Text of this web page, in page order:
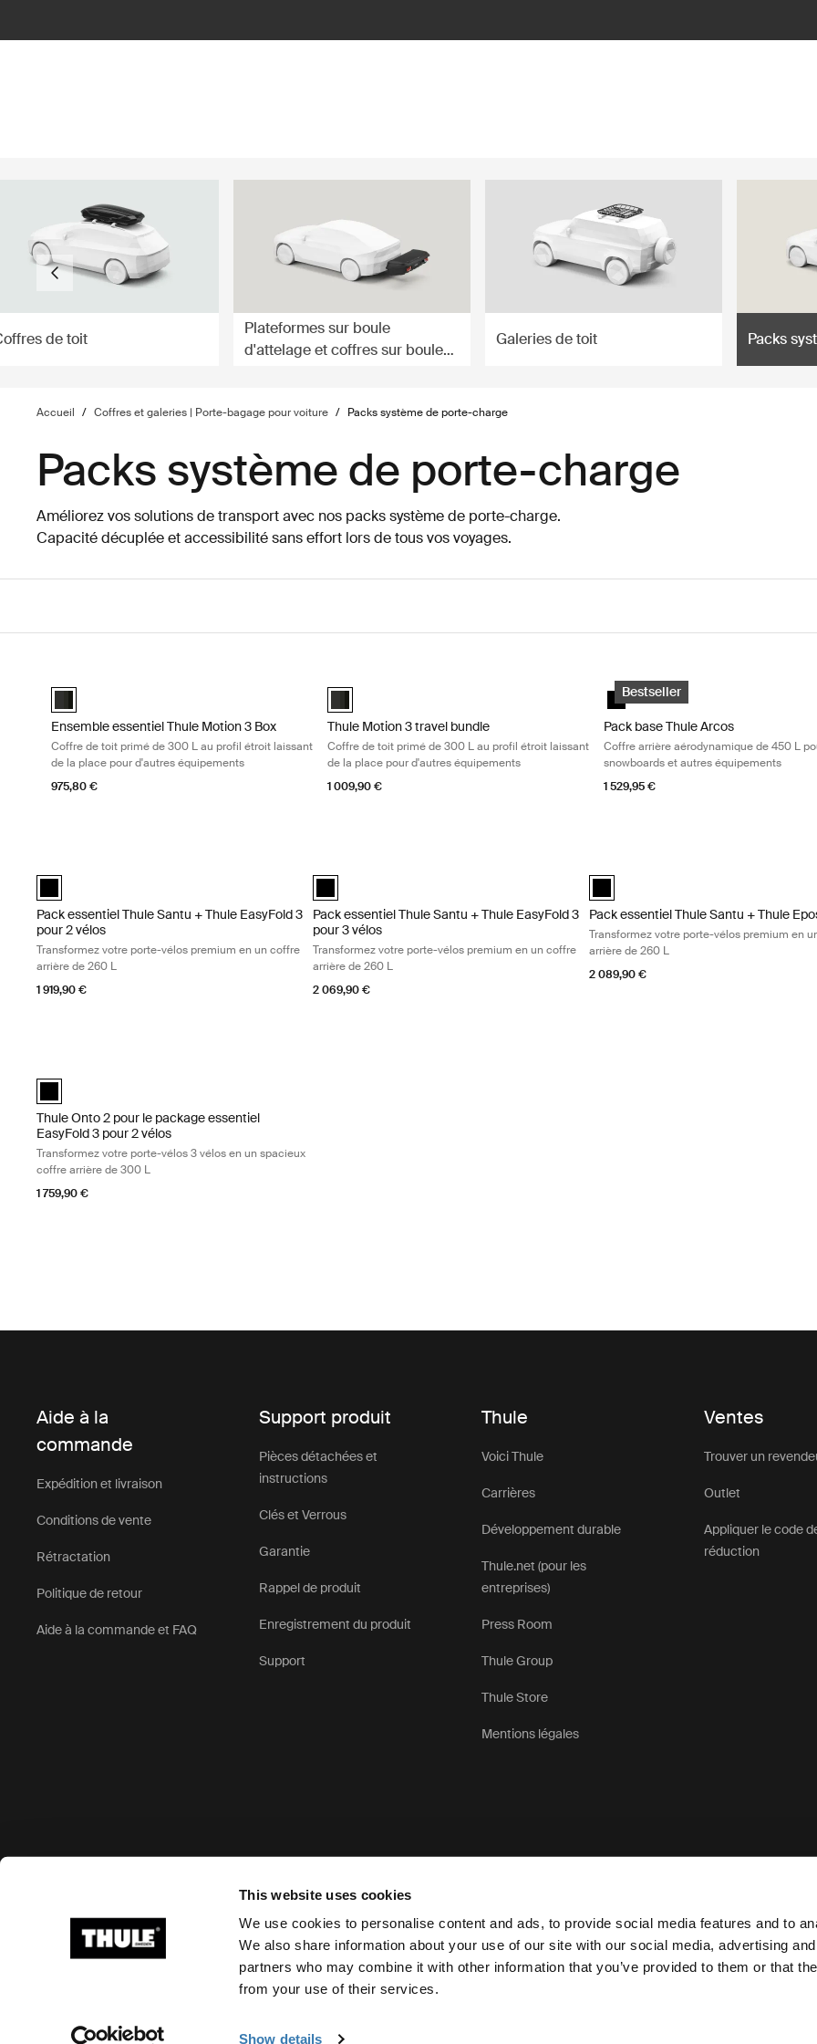
This website uses cookies
We use cookies to personalise content and ads, to provide social media features and to
We also share information about your use of our site with our social media, advertising
partners who may combine it with other information that you’ve provided to them or that
from your use of their services.
Show details
de toit
Plateformes sur boule
d'attelage et coffres sur boule
Galeries de toit Packs
Accueil / Coffres et galeries | Porte-bagage pour voiture / Packs système de porte-charge
Packs système de porte-charge
Améliorez vos solutions de transport avec nos packs système de porte-charge.
Capacité décuplée et accessibilité sans effort lors de tous vos voyages.
Ensemble essentiel Thule Motion 3 Box Coffre de toit primé de 300 L au profil étroit laissant de la place pour d'autres équipements
Ensemble essentiel Thule Motion 3 Box Black Glossy (selected)
Ensemble essentiel Thule Motion 3 Box
Coffre de toit primé de 300 L au profil étroit laissant
de la place pour d'autres équipements
975,80 €
Thule Motion 3 travel bundle Coffre de toit primé de 300 L au profil étroit laissant de
Thule Motion 3 travel bundle Black Glossy (selected)
Thule Motion 3 travel bundle
Coffre de toit primé de 300 L au profil étroit laissant
de la place pour d'autres équipements
1 009,90 €
Pack base Thule Arcos Coffre
Bestseller
black
Pack base Thule Arcos
Coffre arrière aérodynamique de 450 L
snowboards et autres équipements
1 529,95 €
Pack essentiel Thule Santu + Thule EasyFold 3 pour 2 vélos Noir (selected)
Pack essentiel Thule Santu + Thule EasyFold 3
pour 2 vélos
Transformez votre porte-vélos premium en un coffre
arrière de 260 L
1 919,90 €
Pack essentiel Thule Santu + Thule EasyFold 3 pour 3 vélos Noir (selected)
Pack essentiel Thule Santu + Thule EasyFold 3
pour 3 vélos
Transformez votre porte-vélos premium en un coffre
arrière de 260 L
2 069,90 €
Pack essentiel Thule Santu + Thule
Pack essentiel Thule Santu + Thule
Transformez votre porte-vélos premium en
arrière de 260 L
2 089,90 €
Thule Onto 2 pour le package essentiel EasyFold 3 pour 2 vélos Noir (selected)
Thule Onto 2 pour le package essentiel
EasyFold 3 pour 2 vélos
Transformez votre porte-vélos 3 vélos en un spacieux
coffre arrière de 300 L
1 759,90 €
Aide à la
commande
Expédition et livraison
Conditions de vente
Rétractation
Politique de retour
Aide à la commande et FAQ
Support produit
Pièces détachées et
instructions
Clés et Verrous
Garantie
Rappel de produit
Enregistrement du produit
Support
Thule
Voici Thule
Carrières
Développement durable
Thule.net (pour les
entreprises)
Press Room
Thule Group
Thule Store
Mentions légales
Ventes
Trouver un
Outlet
Appliquer le code
réduction
Ⓒ 2026 Thule Group Tous droits réservés Déclaration de confidentialité